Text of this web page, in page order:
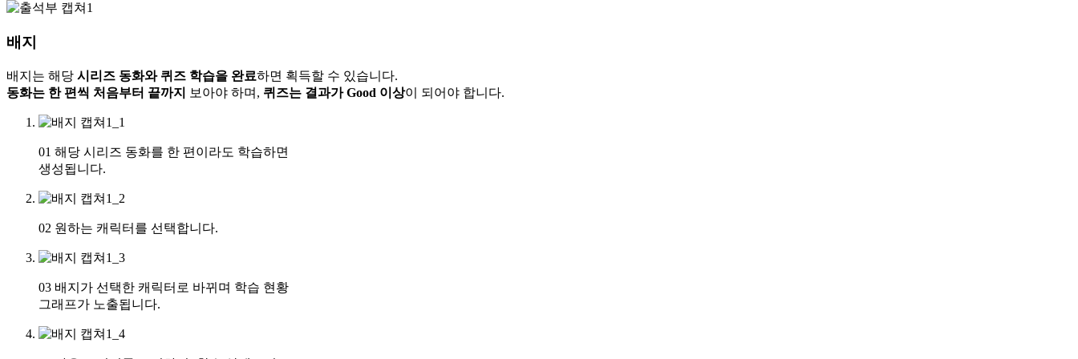
배지
배지는 해당 시리즈 동화와 퀴즈 학습을 완료하면 획득할 수 있습니다.
동화는 한 편씩 처음부터 끝까지
보아야 하며, 퀴즈는 결과가 Good 이상이 되어야 합니다.
01 해당 시리즈 동화를 한 편이라도 학습하면
생성됩니다.
02 원하는 캐릭터를 선택합니다.
03 배지가 선택한 캐릭터로 바뀌며 학습 현황
그래프가 노출됩니다.